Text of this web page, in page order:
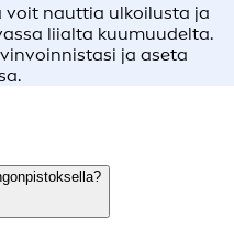
voit nauttia ulkoilusta ja
liialta kuumuudelta.
ja aseta